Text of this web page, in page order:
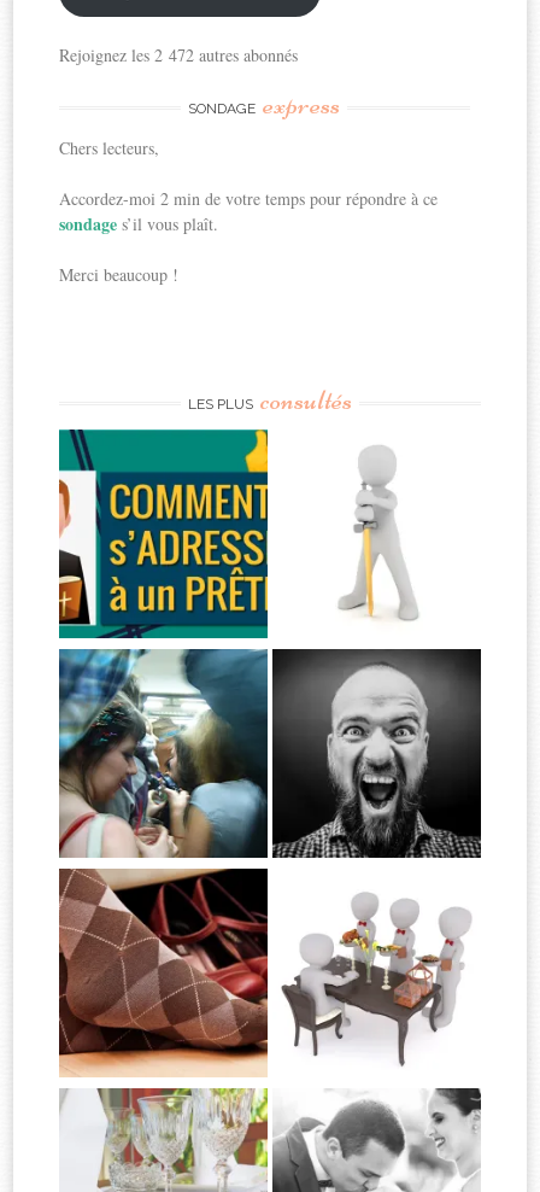
Rejoignez les 2 472 autres abonnés
SONDAGE express
Chers lecteurs,
Accordez-moi 2 min de votre temps pour répondre à ce
sondages’il vous plaît.
Merci beaucoup !
LES PLUS consultés